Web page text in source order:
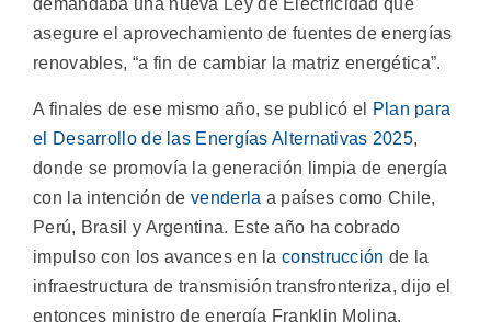
demandaba una nueva Ley de Electricidad que
asegure el aprovechamiento de fuentes de energías
renovables, “a fin de cambiar la matriz energética”.
A finales de ese mismo año, se publicó el
Plan para
el Desarrollo de las Energías Alternativas 2025,
donde se promovía la generación limpia de energía
con la intención devenderla a países como Chile,
Perú, Brasil y Argentina. Este año ha cobrado
impulso con los avances en laconstrucción de la
infraestructura de transmisión transfronteriza, dijo el
entonces ministro de energía Franklin Molina.